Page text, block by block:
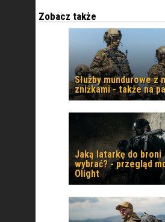
Zobacz także
Służby mundurowe z
zniżkami - także na
Jaką latarkę do broni
wybrać? - przegląd
Olight